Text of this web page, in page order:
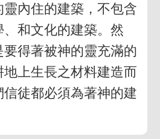
內住的建築，不包含
和文化的建築。然
得著被神的靈充滿的
上生長之材料建造而
徒都必須為著神的建